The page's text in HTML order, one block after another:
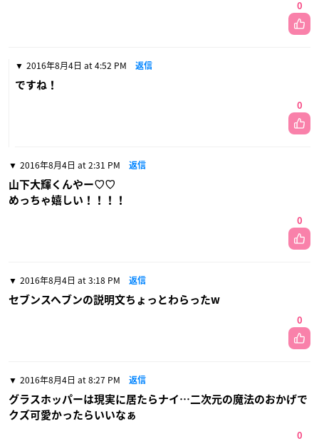
0
2016年8月4日 at 4:52 PM 返信
ですね！
0
2016年8月4日 at 2:31 PM 返信
山下大輝くんやー♡♡
めっちゃ嬉しい！！！！
0
2016年8月4日 at 3:18 PM 返信
セブンスヘブンの説明文ちょっとわらったw
0
2016年8月4日 at 8:27 PM 返信
グラスホッパーは現実に居たらナイ…二次元の魔法のおかげで
クズ可愛かったらいいなぁ
0